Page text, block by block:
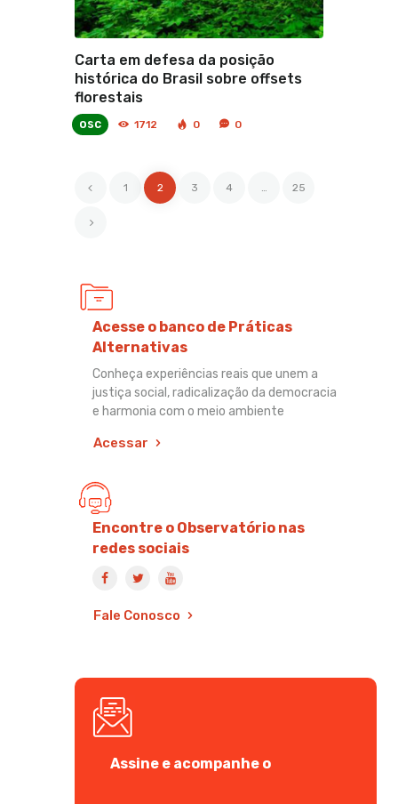
Carta em defesa da posição
histórica do Brasil sobre offsets
florestais
osc 1712 0 0
1 2 3 4 25
Acesse o banco de Práticas
Alternativas
Conheça experiências reais que unem a
justiça social, radicalização da democracia
e harmonia com o meio ambiente
Acessar
Encontre o Observatório nas
redes sociais
Fale Conosco
Assine e acompanhe o